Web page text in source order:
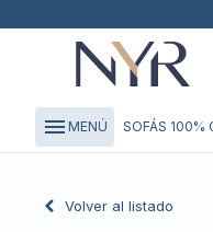
menu MENÚ SOFÁS 100%
Volver al listado
close